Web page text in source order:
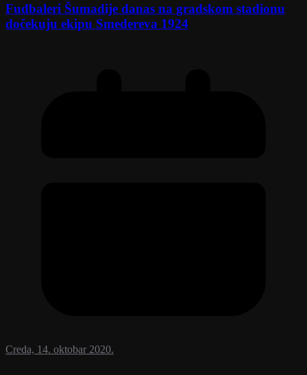
Fudbaleri Šumadije danas na gradskom stadionu
dočekuju ekipu Smedereva 1924
Creda, 14. oktobar 2020.